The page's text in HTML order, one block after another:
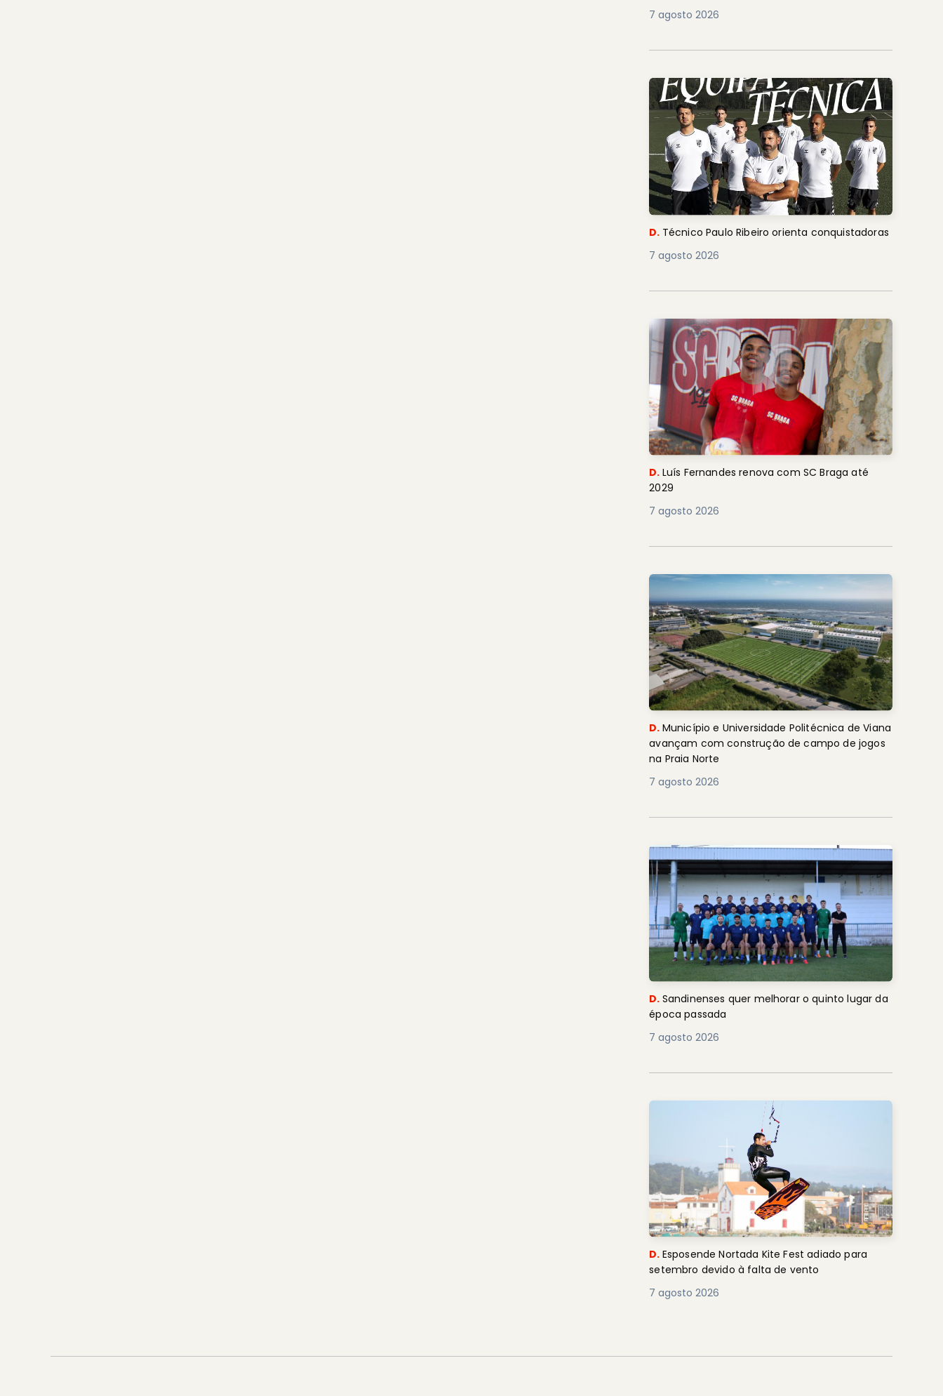
7 agosto 2026
D. Técnico Paulo Ribeiro orienta conquistadoras
7 agosto 2026
D. Luís Fernandes renova com SC Braga até
2029
7 agosto 2026
D. Município e Universidade Politécnica de Viana
avançam com construção de campo de jogos
na Praia Norte
7 agosto 2026
D. Sandinenses quer melhorar o quinto lugar da
época passada
7 agosto 2026
D. Esposende Nortada Kite Fest adiado para
setembro devido à falta de vento
7 agosto 2026